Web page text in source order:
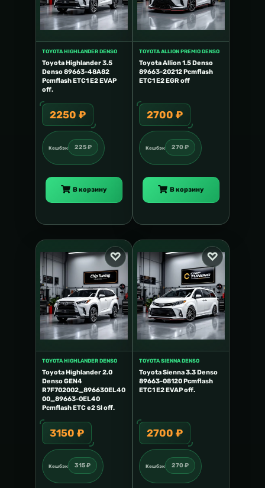
TOYOTA HIGHLANDER DENSO
Toyota Highlander 3.5
Denso 89663-48A82
Pcmflash ETC1 E2 EVAP
off.
2250 ₽
Кешбэк 225 ₽
В корзину
TOYOTA ALLION PREMIO DENSO
Toyota Allion 1.5 Denso
89663-20212 Pcmflash
ETC1 E2 EGR off
2700 ₽
Кешбэк 270 ₽
В корзину
TOYOTA HIGHLANDER DENSO
Toyota Highlander 2.0
Denso GEN4
R7F702002_896630EL40
00_89663-0EL40
Pcmflash ETC e2 Sl off.
3150 ₽
Кешбэк 315 ₽
TOYOTA SIENNA DENSO
Toyota Sienna 3.3 Denso
89663-08120 Pcmflash
ETC1 E2 EVAP off.
2700 ₽
Кешбэк 270 ₽